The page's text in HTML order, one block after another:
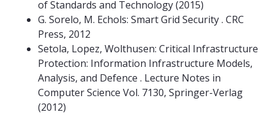
of Standards and Technology (2015)
G. Sorelo, M. Echols: Smart Grid Security . CRC
Press, 2012
Setola, Lopez, Wolthusen: Critical Infrastructure
Protection: Information Infrastructure Models,
Analysis, and Defence . Lecture Notes in
Computer Science Vol. 7130, Springer-Verlag
(2012)